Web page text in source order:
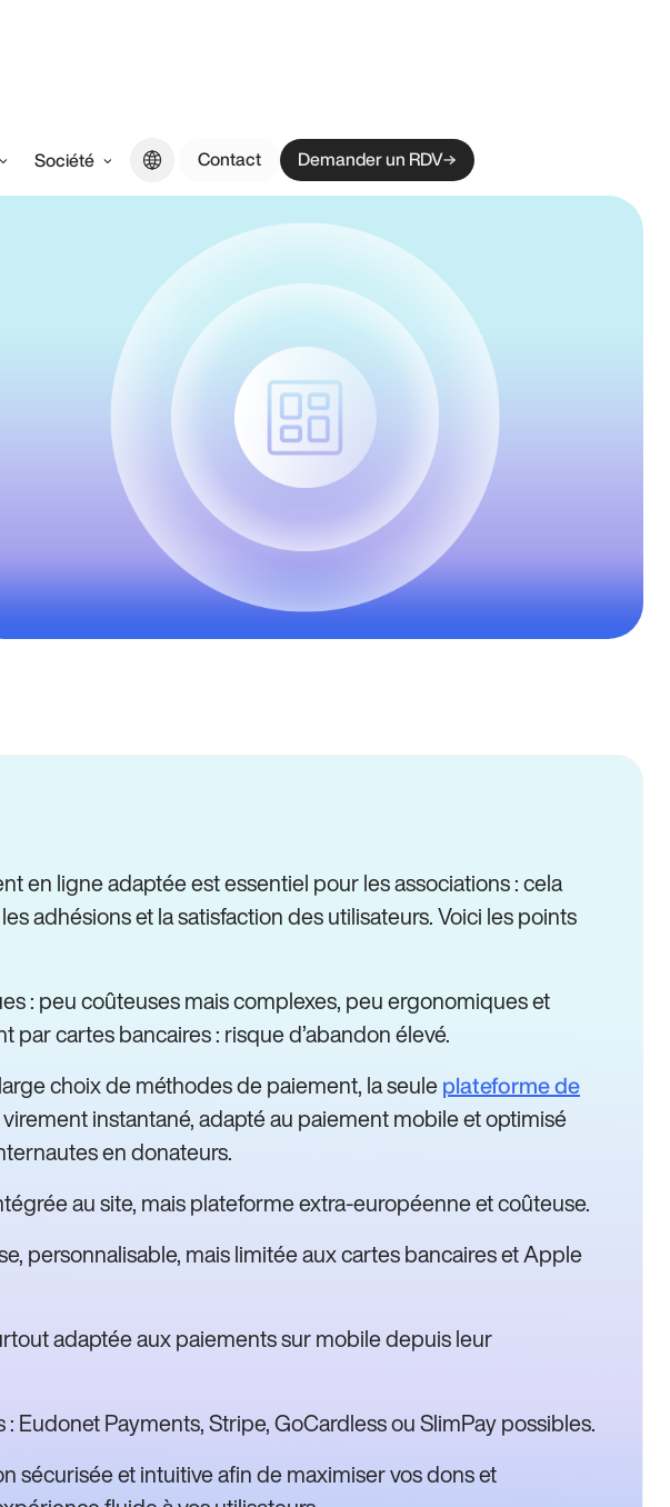
Société Contact Demander un RDV
en ligne adaptée est essentiel pour les associations : cela
adhésions et la satisfaction des utilisateurs. Voici les points
: peu coûteuses mais complexes, peu ergonomiques et
par cartes bancaires : risque d’abandon élevé.
choix de méthodes de paiement, la seule plateforme de
instantané, adapté au paiement mobile et optimisé
en donateurs.
au site, mais plateforme extra-européenne et coûteuse.
personnalisable, mais limitée aux cartes bancaires et Apple
adaptée aux paiements sur mobile depuis leur
Eudonet Payments, Stripe, GoCardless ou SlimPay possibles.
sécurisée et intuitive afin de maximiser vos dons et